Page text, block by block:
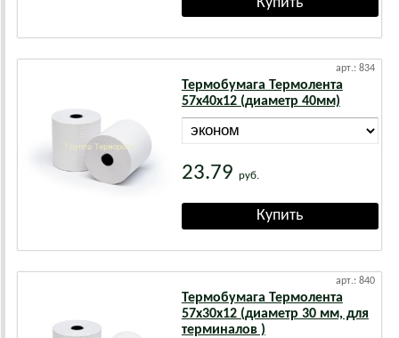
арт.: 834
Термобумага Термолента
57х40х12 (диаметр 40мм)
23.79 руб.
арт.: 840
Термобумага Термолента
57х30х12 (диаметр 30 мм, для
терминалов )